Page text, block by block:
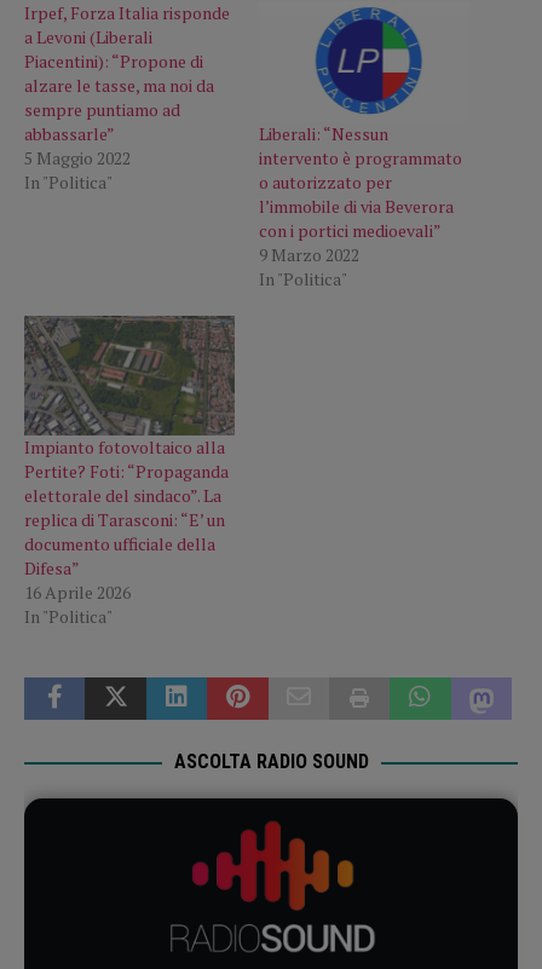
Irpef, Forza Italia risponde
a Levoni (Liberali
Piacentini): “Propone di
alzare le tasse, ma noi da
sempre puntiamo ad
abbassarle”
5 Maggio 2022
In "Politica"
Liberali: “Nessun
intervento è programmato
o autorizzato per
l’immobile di via Beverora
con i portici medioevali”
9 Marzo 2022
In "Politica"
Impianto fotovoltaico alla
Pertite? Foti: “Propaganda
elettorale del sindaco”. La
replica di Tarasconi: “E’ un
documento ufficiale della
Difesa”
16 Aprile 2026
In "Politica"
ASCOLTA RADIO SOUND